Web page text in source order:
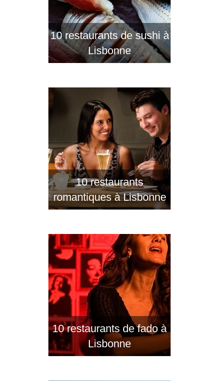
10 restaurants de sushi à
Lisbonne
10 restaurants
romantiques à Lisbonne
10 restaurants de fado à
Lisbonne